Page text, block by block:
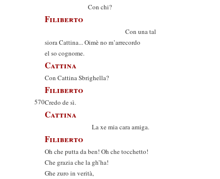
Con chi?
Filiberto
Con una tal
siora Cattina... Oimè no m’arrecordo
el so cognome.
Cattina
Con Cattina Sbrighella?
Filiberto
570Credo de sì.
Cattina
La xe mia cara amiga.
Filiberto
Oh che putta da ben! Oh che tocchetto!
Che grazia che la gh’ha!
Ghe zuro in verità,